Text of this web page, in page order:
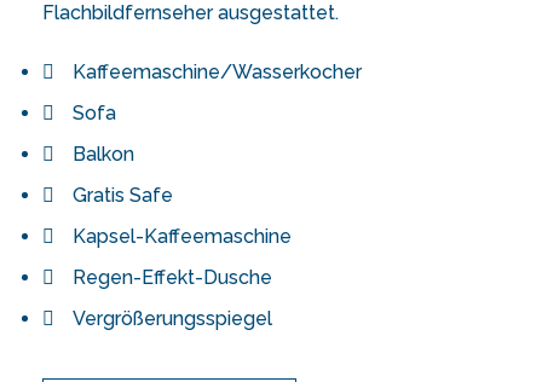
Flachbildfernseher ausgestattet.
Kaffeemaschine/Wasserkocher
Sofa
Balkon
Gratis Safe
Kapsel-Kaffeemaschine
Regen-Effekt-Dusche
Vergrößerungsspiegel